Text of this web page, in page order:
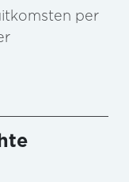
per